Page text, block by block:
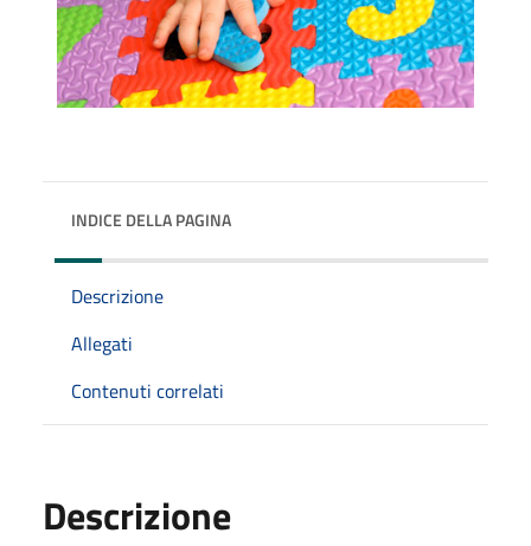
INDICE DELLA PAGINA
Descrizione
Allegati
Contenuti correlati
Descrizione